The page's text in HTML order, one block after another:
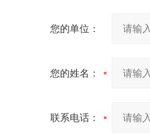
您的单位：
您的姓名：
联系电话：